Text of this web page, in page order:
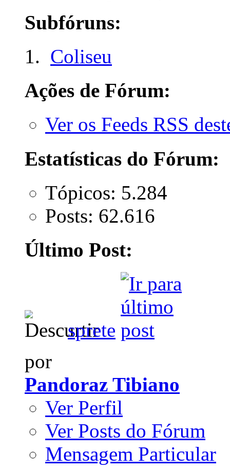
Subfóruns:
Coliseu
Ações de Fórum:
Ver os Feeds RSS
Estatísticas do Fórum:
Tópicos: 5.284
Posts: 62.616
Último Post:
sprete
por
Pandoraz Tibiano
Ver Perfil
Ver Posts do Fórum
Mensagem Particular